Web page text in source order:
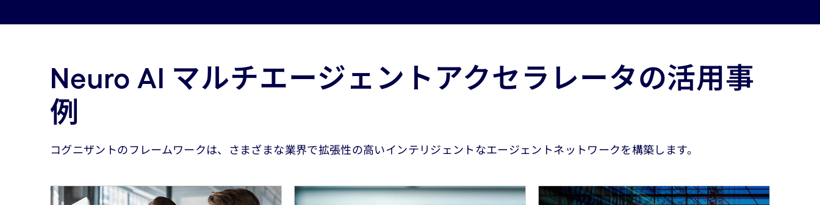
Neuro AI マルチエージェントアクセラレータの活用事
例
コグニザントのフレームワークは、さまざまな業界で拡張性の高いインテリジェントなエージェントネットワークを構築します。